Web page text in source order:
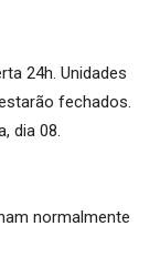
24h. Unidades
fechados.
dia 08.
normalmente